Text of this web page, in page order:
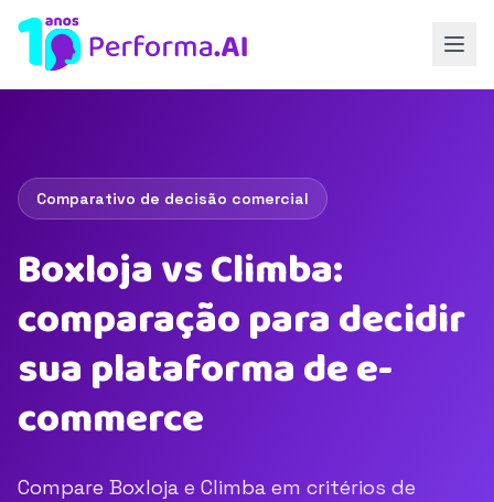
Comparativo de decisão comercial
Boxloja vs Climba:
comparação para decidir
sua plataforma de e-
commerce
Compare Boxloja e Climba em critérios de